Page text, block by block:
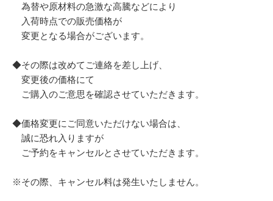
為替や原材料の急激な高騰などにより
入荷時点での販売価格が
変更となる場合がございます。
◆その際は改めてご連絡を差し上げ、
変更後の価格にて
ご購入のご意思を確認させていただきます。
◆価格変更にご同意いただけない場合は、
誠に恐れ入りますが
ご予約をキャンセルとさせていただきます。
※その際、キャンセル料は発生いたしません。